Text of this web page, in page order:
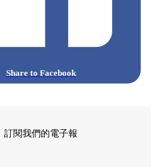
Share to Facebook
訂閱我們的電子報